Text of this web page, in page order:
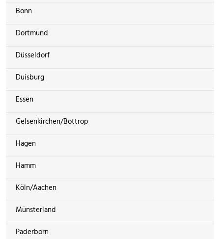
Bonn
Dortmund
Düsseldorf
Duisburg
Essen
Gelsenkirchen/Bottrop
Hagen
Hamm
Köln/Aachen
Münsterland
Paderborn